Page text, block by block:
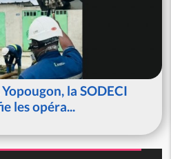
la SODECI
les opéra...